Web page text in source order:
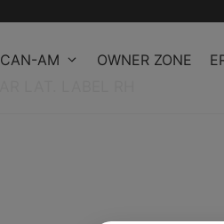
CAN-AM OWNER ZONE